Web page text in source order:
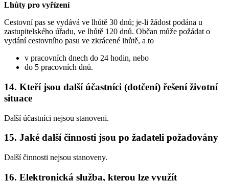
Lhůty pro vyřízení
Cestovní pas se vydává ve lhůtě 30 dnů; je-li žádost podána u
zastupitelského úřadu, ve lhůtě 120 dnů. Občan může požádat o
vydání cestovního pasu ve zkrácené lhůtě, a to
v pracovních dnech do 24 hodin, nebo
do 5 pracovních dnů.
14. Kteří jsou další účastníci (dotčení) řešení životní
situace
Další účastníci nejsou stanoveni.
15. Jaké další činnosti jsou po žadateli požadovány
Další činnosti nejsou stanoveny.
16. Elektronická služba, kterou lze využít